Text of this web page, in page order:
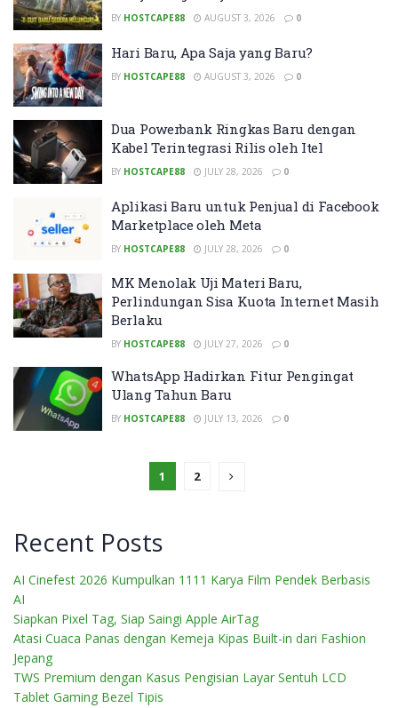
BY HOSTCAPE88 AUGUST 3, 2026 0
Hari Baru, Apa Saja yang Baru?
BY HOSTCAPE88 AUGUST 3, 2026 0
Dua Powerbank Ringkas Baru dengan
Kabel Terintegrasi Rilis oleh Itel
BY HOSTCAPE88 JULY 28, 2026 0
Aplikasi Baru untuk Penjual di Facebook
Marketplace oleh Meta
BY HOSTCAPE88 JULY 28, 2026 0
MK Menolak Uji Materi Baru,
Perlindungan Sisa Kuota Internet Masih
Berlaku
BY HOSTCAPE88 JULY 27, 2026 0
WhatsApp Hadirkan Fitur Pengingat
Ulang Tahun Baru
BY HOSTCAPE88 JULY 13, 2026 0
1 2
Recent Posts
AI Cinefest 2026 Kumpulkan 1111 Karya Film Pendek Berbasis
AI
Siapkan Pixel Tag, Siap Saingi Apple AirTag
Atasi Cuaca Panas dengan Kemeja Kipas Built-in dari Fashion
Jepang
TWS Premium dengan Kasus Pengisian Layar Sentuh LCD
Tablet Gaming Bezel Tipis